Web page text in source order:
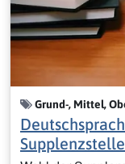
Grund-, Mittel,